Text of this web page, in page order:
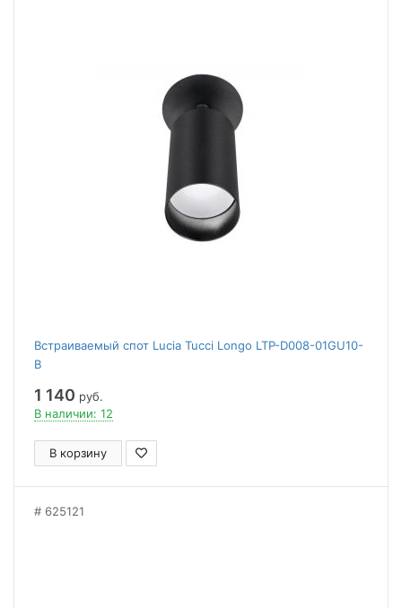
Встраиваемый спот Lucia Tucci Longo LTP-D008-01GU10-
B
1 140 руб.
В наличии: 12
В корзину
625121